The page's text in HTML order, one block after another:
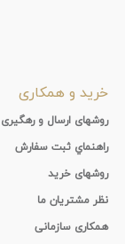
خرید و همکاری
روشهای ارسال و رهگیری
راهنماي ثبت سفارش
روشهای خرید
نظر مشتریان ما
همکاری سازمانی